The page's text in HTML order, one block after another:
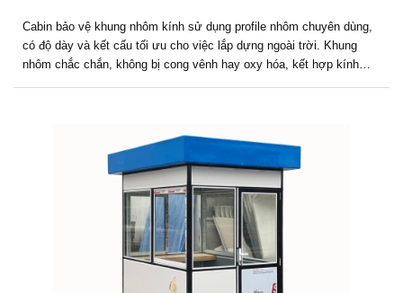
Cabin bảo vệ khung nhôm kính sử dụng profile nhôm chuyên dùng,
có độ dày và kết cấu tối ưu cho việc lắp dựng ngoài trời. Khung
nhôm chắc chắn, không bị cong vênh hay oxy hóa, kết hợp kính…